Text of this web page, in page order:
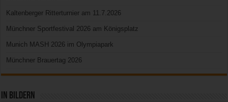
Kaltenberger Ritterturnier am 11.7.2026
Münchner Sportfestival 2026 am Königsplatz
Munich MASH 2026 im Olympiapark
Münchner Brauertag 2026
In Bildern